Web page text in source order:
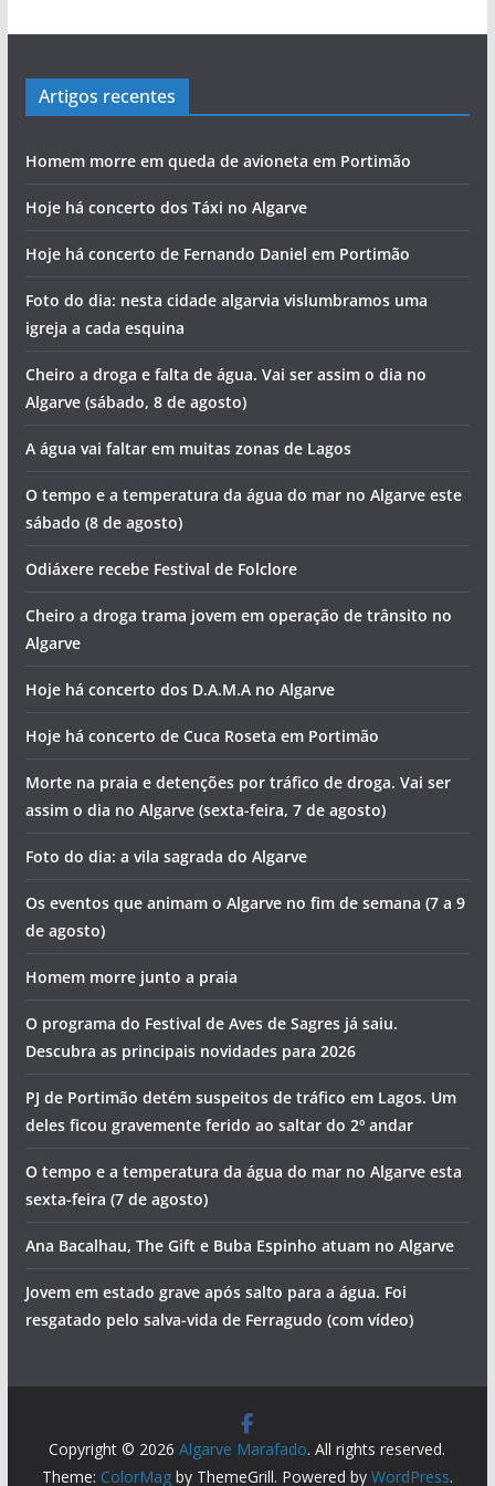
Artigos recentes
Homem morre em queda de avioneta em Portimão
Hoje há concerto dos Táxi no Algarve
Hoje há concerto de Fernando Daniel em Portimão
Foto do dia: nesta cidade algarvia vislumbramos uma
igreja a cada esquina
Cheiro a droga e falta de água. Vai ser assim o dia no
Algarve (sábado, 8 de agosto)
A água vai faltar em muitas zonas de Lagos
O tempo e a temperatura da água do mar no Algarve este
sábado (8 de agosto)
Odiáxere recebe Festival de Folclore
Cheiro a droga trama jovem em operação de trânsito no
Algarve
Hoje há concerto dos D.A.M.A no Algarve
Hoje há concerto de Cuca Roseta em Portimão
Morte na praia e detenções por tráfico de droga. Vai ser
assim o dia no Algarve (sexta-feira, 7 de agosto)
Foto do dia: a vila sagrada do Algarve
Os eventos que animam o Algarve no fim de semana (7 a 9
de agosto)
Homem morre junto a praia
O programa do Festival de Aves de Sagres já saiu.
Descubra as principais novidades para 2026
PJ de Portimão detém suspeitos de tráfico em Lagos. Um
deles ficou gravemente ferido ao saltar do 2º andar
O tempo e a temperatura da água do mar no Algarve esta
sexta-feira (7 de agosto)
Ana Bacalhau, The Gift e Buba Espinho atuam no Algarve
Jovem em estado grave após salto para a água. Foi
resgatado pelo salva-vida de Ferragudo (com vídeo)
Copyright © 2026Algarve Marafado. All rights reserved.
Theme: ColorMagby ThemeGrill. Powered by WordPress.